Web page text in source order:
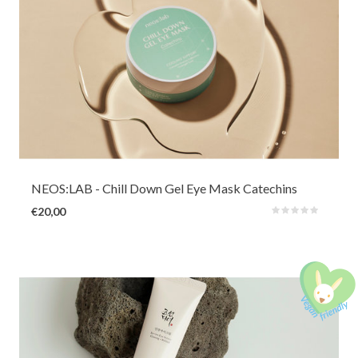
Deze dunne en zachte hydrogel-oogmaskers met verkoelende groene
thee helpen de geïrriteerde en gestreste huid rond de ogen te kalmeren en
op te frissen. Vitaminecomplex en cafeïne helpen ook om donkere kringen
en zwelling direct na gebruik te verminderen.
NEOS:LAB - Chill Down Gel Eye Mask Catechins
€20,00